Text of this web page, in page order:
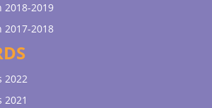
2018-2019
2017-2018
2022
2021